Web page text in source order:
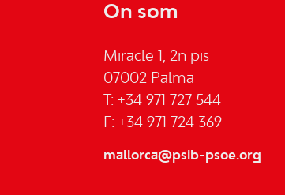
On som
Miracle 1, 2n pis
07002 Palma
T: +34 971 727 544
F: +34 971 724 369
mallorca@psib-psoe.org